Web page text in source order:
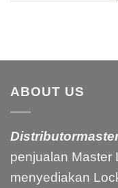
ABOUT US
penjualan Master
menyediakan